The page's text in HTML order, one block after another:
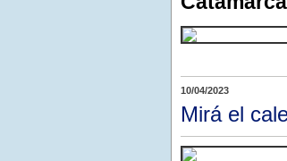
10/04/2023
Mirá el